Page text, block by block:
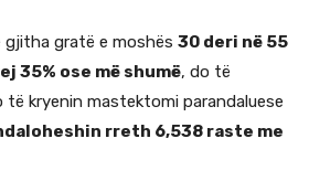
gratë e moshës 30 deri në 55
35% ose më shumë, do të
kryenin mastektomi parandaluese
rreth 6,538 raste me